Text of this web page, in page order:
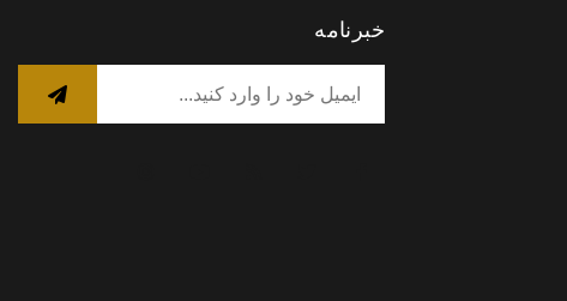
خبرنامه